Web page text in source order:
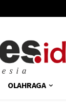
OLAHRAGA